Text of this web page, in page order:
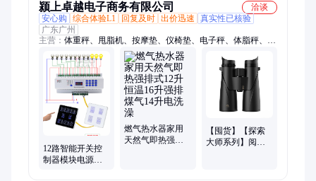
颍上卓越电子商务有限公司
洽谈
安心购
综合体验L1 回复及时 出价迅速
真实性已核验
广东广州
主营： 体重秤、甩脂机、按摩垫、仪椅垫、电子秤、体脂秤、人
体秤、暖宫腰带、肩颈按摩仪、迷你按摩器、放松按摩器、腰部
按摩仪、体重测量仪、腰带按摩器、健身按摩器、腰部按摩器、
腰带瘦身器、腰椎按摩器、子秤体脂称、颈肩按摩器、肌肉按摩
器、颈椎按摩器、多功能按摩器、放松按摩肌膜、肩颈按摩器仪
12路智能开关控
制器模块电源灯
燃气热水器家用
天然气即热强排
【囤货】【探索
大师系列】阅森